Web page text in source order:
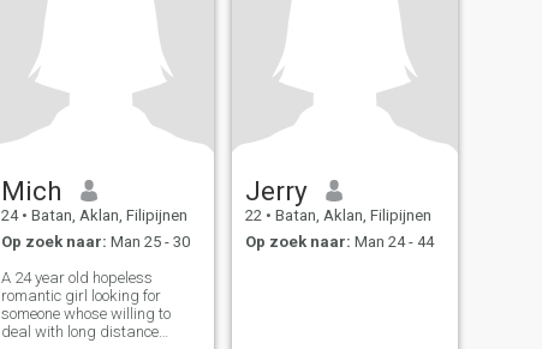
Mich
24 • Batan, Aklan, Filipijnen
Op zoek naar: Man 25 - 30
A 24 year old hopeless
romantic girl looking for
someone whose willing to
deal with long distance
Jerry
22 • Batan, Aklan, Filipijnen
Op zoek naar: Man 24 - 44